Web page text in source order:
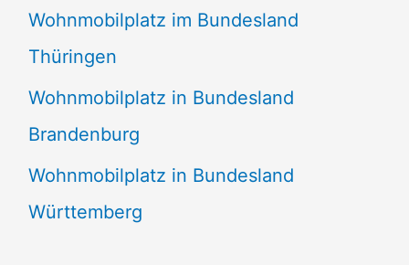
Wohnmobilplatz im Bundesland
Thüringen
Wohnmobilplatz in Bundesland
Brandenburg
Wohnmobilplatz in Bundesland
Württemberg